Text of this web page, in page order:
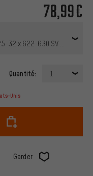
78,99€
32 x 622-630 SV 42 mm | 42
Quantité: 1
Unis
Garder